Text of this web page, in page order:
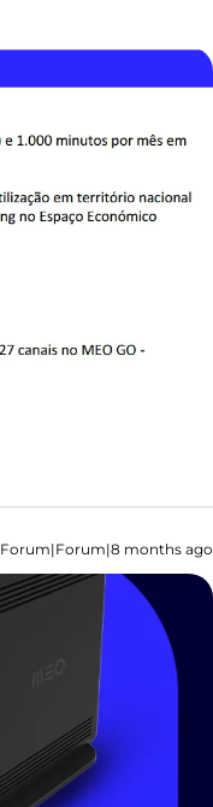
Forum|Forum|8 months ago